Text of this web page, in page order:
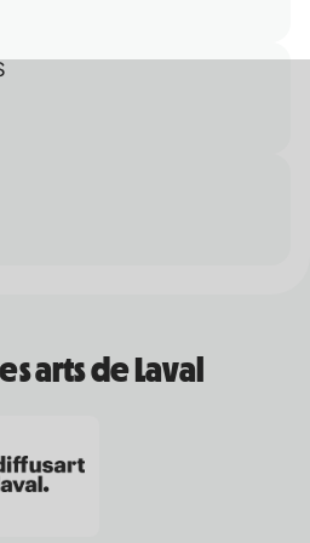
Lord
Lord
Champagnat
Aubuchon
2026• 19 h 30
arts de Laval